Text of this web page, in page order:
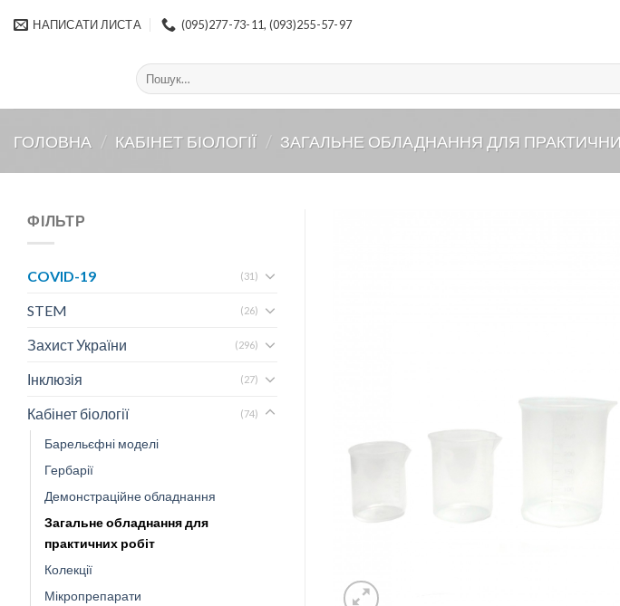
НАПИСАТИ ЛИСТА (095)277-73-11, (093)255-57-97
Шукати:
ГОЛОВНА / КАБІНЕТ БІОЛОГІЇ / ЗАГАЛЬНЕ ОБЛАДНАННЯ ДЛЯ
ФІЛЬТР
COVID-19 (31)
STEM (26)
Захист України (296)
Інклюзія (27)
Кабінет біології (74)
Барельєфні моделі
Гербарії
Демонстраційне обладнання
Загальне обладнання для
практичних робіт
Колекції
Мікропрепарати